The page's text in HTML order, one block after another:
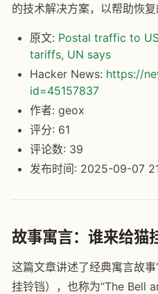
的技术解决方案，以帮助恢复
原文: Postal traffic to
tariffs, UN says
Hacker News: https://
id=45157837
作者: geox
评分: 61
评论数: 39
发布时间: 2025-09-07
故事寓言：谁来给猫
这篇文章讲述了经典寓言故
挂铃铛），也称为“The Bell